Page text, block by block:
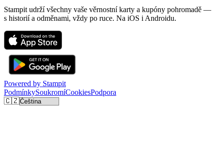
Stampit udrží všechny vaše věrnostní karty a kupóny pohromadě —
s historií a odměnami, vždy po ruce. Na iOS i Androidu.
Powered by Stampit
PodmínkySoukromíCookiesPodpora
🇨🇿